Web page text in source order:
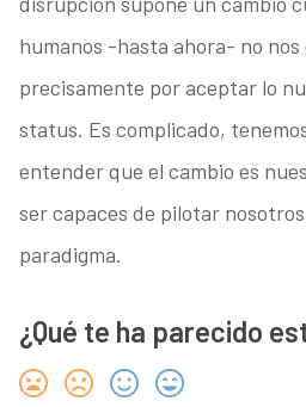
humanos -hasta ahora- no
precisamente por aceptar lo
status. Es complicado,
entender que el cambio es
ser capaces de pilotar
paradigma.
¿Qué te ha parecido